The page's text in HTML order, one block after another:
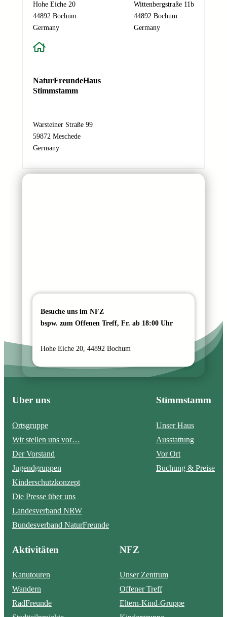
E
-
M
i
A
e
s
s
N
Absenden
Hohe Eiche 20
44892 Bochum
Germany
Wittenbergstraße 11b
44892 Bochum
Germany
NaturFreundeHaus
Stimmstamm
Warsteiner Straße 99
59872 Meschede
Germany
Besuche uns im NFZ
bspw. zum Offenen Treff, Fr. ab 18:00 Uhr
Hohe Eiche 20, 44892 Bochum
Über uns
Ortsgruppe
Wir stellen uns vor…
Der Vorstand
Jugendgruppen
Kinderschutzkonzept
Die Presse über uns
Landesverband NRW
Bundesverband NaturFreunde
Stimmstamm
Unser Haus
Ausstattung
Vor Ort
Buchung & Preise
Aktivitäten
Kanutouren
Wandern
RadFreunde
NFZ
Unser Zentrum
Offener Treff
Eltern-Kind-Gruppe